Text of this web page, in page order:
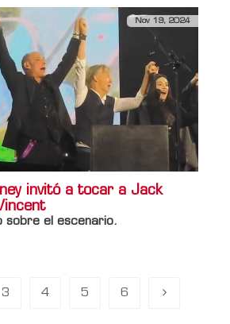
Nov 19, 2024
invitó a tocar a Jack
sobre el escenario.
3 4 5 6